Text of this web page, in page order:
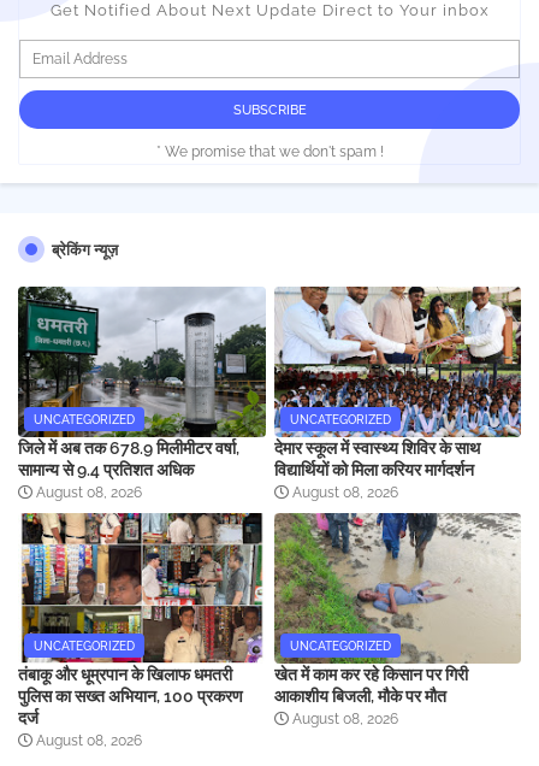
Get Notified About Next Update Direct to Your inbox
* We promise that we don't spam !
ब्रेकिंग न्यूज़
UNCATEGORIZED
जिले में अब तक 678.9 मिलीमीटर वर्षा,
सामान्य से 9.4 प्रतिशत अधिक
August 08, 2026
UNCATEGORIZED
देमार स्कूल में स्वास्थ्य शिविर के साथ
विद्यार्थियों को मिला करियर मार्गदर्शन
August 08, 2026
UNCATEGORIZED
तंबाकू और धूम्रपान के खिलाफ धमतरी
पुलिस का सख्त अभियान, 100 प्रकरण
दर्ज
August 08, 2026
UNCATEGORIZED
खेत में काम कर रहे किसान पर गिरी
आकाशीय बिजली, मौके पर मौत
August 08, 2026